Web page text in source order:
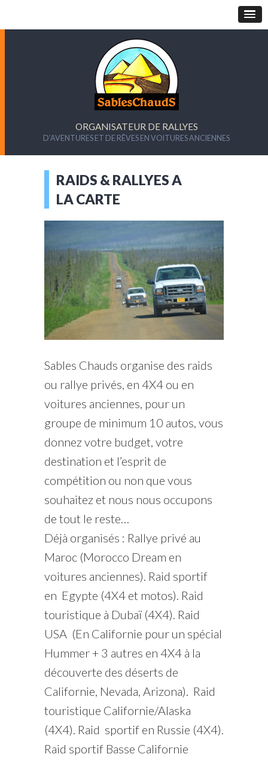
ORGANISATEUR DE RALLYES
D’AVENTURES ET DE RÊVES EN VOITURES ANCIENNES
RAIDS & RALLYES A
LA CARTE
Sables Chauds organise des raids
ou rallye privés, en 4X4 ou en
voitures anciennes, pour un
groupe de minimum 10 autos, vous
donnez votre budget, votre
destination et l’esprit de
compétition ou non que vous
souhaitez et nous nous occupons
de tout le reste…
Déjà organisés : Rallye privé au
Maroc (Morocco Dream en
voitures anciennes). Raid sportif
en Egypte (4X4 et motos). Raid
touristique à Dubaï (4X4). Raid
USA (En Californie pour un spécial
Hummer + 3 autres en 4X4 à la
découverte des déserts de
Californie, Nevada, Arizona). Raid
touristique Californie/Alaska
(4X4). Raid sportif en Russie (4X4).
Raid sportif Basse Californie